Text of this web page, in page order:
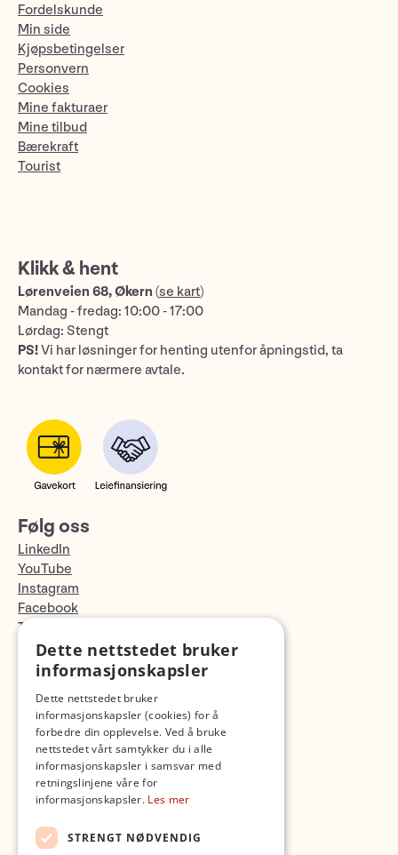
Fordelskunde
Min side
Kjøpsbetingelser
Personvern
Cookies
Mine fakturaer
Mine tilbud
Bærekraft
Tourist
Klikk & hent
Lørenveien 68, Økern (se kart)
Mandag - fredag: 10:00 - 17:00
Lørdag: Stengt
PS!Vi har løsninger for henting utenfor åpningstid, ta
kontakt for nærmere avtale.
Følg oss
LinkedIn
YouTube
Instagram
Facebook
TikTok
Fotopodden
Dette nettstedet bruker
informasjonskapsler
Dette nettstedet bruker
informasjonskapsler (cookies) for å
forbedre din opplevelse. Ved å bruke
nettstedet vårt samtykker du i alle
informasjonskapsler i samsvar med
retningslinjene våre for
informasjonskapsler. Les mer
STRENGT NØDVENDIG